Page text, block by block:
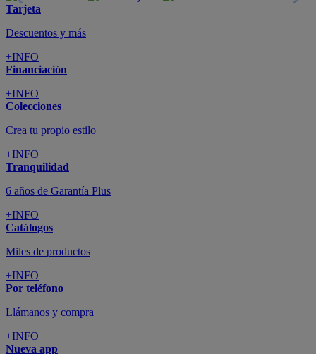
Tarjeta
Descuentos y más
+INFO
Financiación
+INFO
Colecciones
Crea tu propio estilo
+INFO
Tranquilidad
6 años de Garantía Plus
+INFO
Catálogos
Miles de productos
+INFO
Por teléfono
Llámanos y compra
+INFO
Nueva app